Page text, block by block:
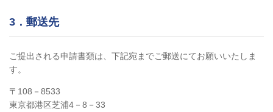
3．郵送先
ご提出される申請書類は、下記宛までご郵送にてお願いいたしま
す。
〒108－8533
東京都港区芝浦4－8－33